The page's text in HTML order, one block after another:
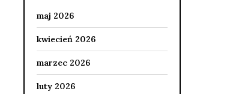
maj 2026
kwiecień 2026
marzec 2026
luty 2026